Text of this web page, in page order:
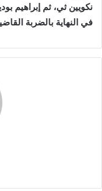
في النهاية بالضربة